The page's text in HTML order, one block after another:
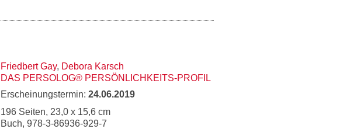
Friedbert Gay, Debora Karsch
DAS PERSOLOG® PERSÖNLICHKEITS-PROFIL
Erscheinungstermin: 24.06.2019
196 Seiten, 23,0 x 15,6 cm
Buch, 978-3-86936-929-7